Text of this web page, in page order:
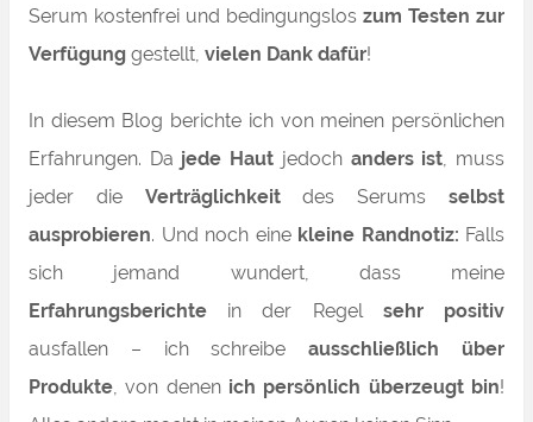
Serum kostenfrei und bedingungslos zum Testen zur
Verfügung gestellt, vielen Dank dafür!
In diesem Blog berichte ich von meinen persönlichen
Erfahrungen. Da jede Haut jedochanders ist, muss
jeder die Verträglichkeitdes Serumsselbst
ausprobieren. Und noch einekleine Randnotiz: Falls
sich jemand wundert, dass meine
Erfahrungsberichte in der Regel sehr positiv
ausfallen – ich schreibeausschließlich über
Produkte, von denen ich persönlich überzeugt bin!